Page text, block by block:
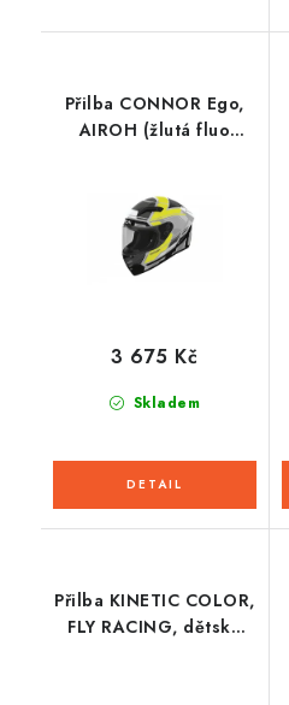
Přilba CONNOR Ego,
AIROH (žlutá fluo
Skladem
3 675 Kč
Přilba KINETIC COLOR,
FLY RACING, dětská